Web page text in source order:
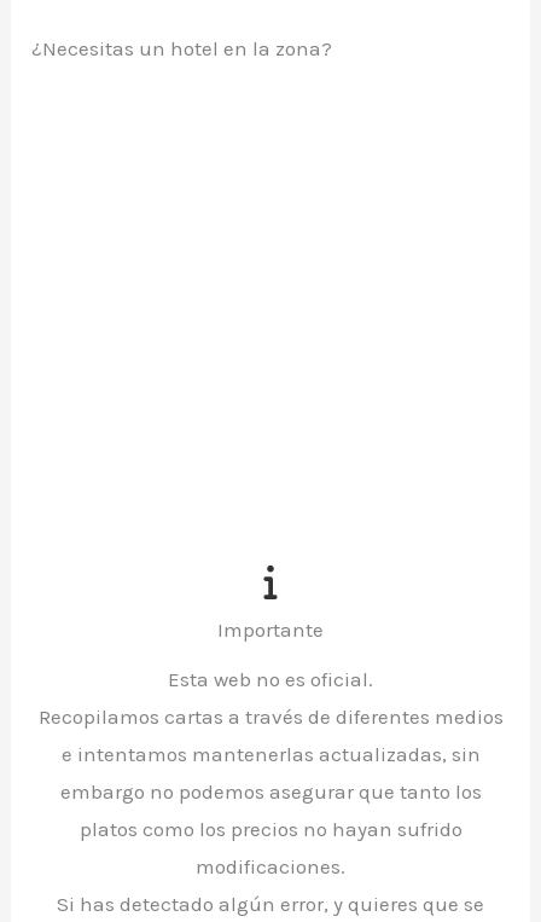
¿Necesitas un hotel en la zona?
Importante
Esta web no es oficial.
Recopilamos cartas a través de diferentes medios
e intentamos mantenerlas actualizadas, sin
embargo no podemos asegurar que tanto los
platos como los precios no hayan sufrido
modificaciones.
Si has detectado algún error, y quieres que se